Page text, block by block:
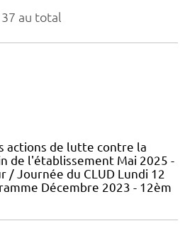
au total
actions de lutte contre la
de l'établissement Mai 2025 -
/ Journée du CLUD Lundi 12
Décembre 2023 - 12èm